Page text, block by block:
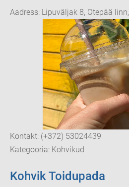
Aadress: Lipuväljak 8, Otepää linn,
Kontakt: (+372) 53024439
Kategooria: Kohvikud
Kohvik Toidupada